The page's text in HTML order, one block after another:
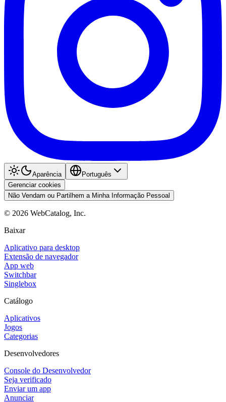
Aparência
Português
Gerenciar cookies
Não Vendam ou Partilhem a Minha Informação Pessoal
© 2026 WebCatalog, Inc.
Baixar
Aplicativo para desktop
Extensão de navegador
App web
Switchbar
Singlebox
Catálogo
Aplicativos
Jogos
Categorias
Desenvolvedores
Console do Desenvolvedor
Seja verificado
Enviar um app
Anunciar